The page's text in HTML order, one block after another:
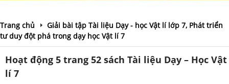
Trang chủ
Giải bài tập Tài liệu Dạy - học Vật lí lớp 7, Phát triển
tư duy đột phá trong dạy học Vật lí 7
Hoạt động 5 trang 52 sách Tài liệu Dạy – Học Vật
lí 7